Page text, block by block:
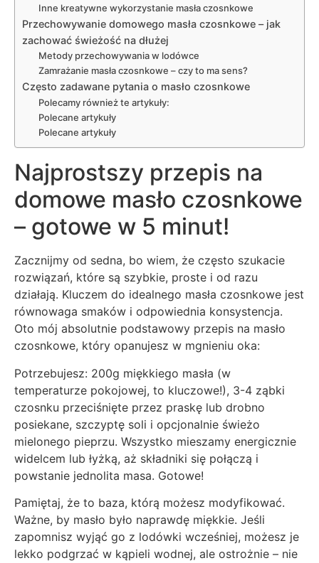
Inne kreatywne wykorzystanie masła czosnkowe
Przechowywanie domowego masła czosnkowe – jak
zachować świeżość na dłużej
Metody przechowywania w lodówce
Zamrażanie masła czosnkowe – czy to ma sens?
Często zadawane pytania o masło czosnkowe
Polecamy również te artykuły:
Polecane artykuły
Polecane artykuły
Najprostszy przepis na
domowe masło czosnkowe
– gotowe w 5 minut!
Zacznijmy od sedna, bo wiem, że często szukacie
rozwiązań, które są szybkie, proste i od razu
działają. Kluczem do idealnego masła czosnkowe jest
równowaga smaków i odpowiednia konsystencja.
Oto mój absolutnie podstawowy przepis na masło
czosnkowe, który opanujesz w mgnieniu oka:
Potrzebujesz: 200g miękkiego masła (w
temperaturze pokojowej, to kluczowe!), 3-4 ząbki
czosnku przeciśnięte przez praskę lub drobno
posiekane, szczyptę soli i opcjonalnie świeżo
mielonego pieprzu. Wszystko mieszamy energicznie
widelcem lub łyżką, aż składniki się połączą i
powstanie jednolita masa. Gotowe!
Pamiętaj, że to baza, którą możesz modyfikować.
Ważne, by masło było naprawdę miękkie. Jeśli
zapomnisz wyjąć go z lodówki wcześniej, możesz je
lekko podgrzać w kąpieli wodnej, ale ostrożnie – nie